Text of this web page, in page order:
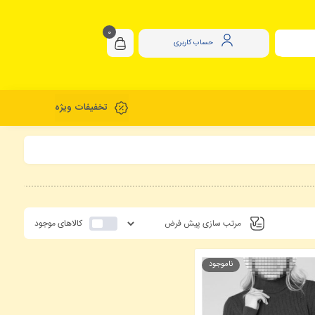
حساب کاربری
0
تخفیفات ویژه
کالاهای موجود
ناموجود